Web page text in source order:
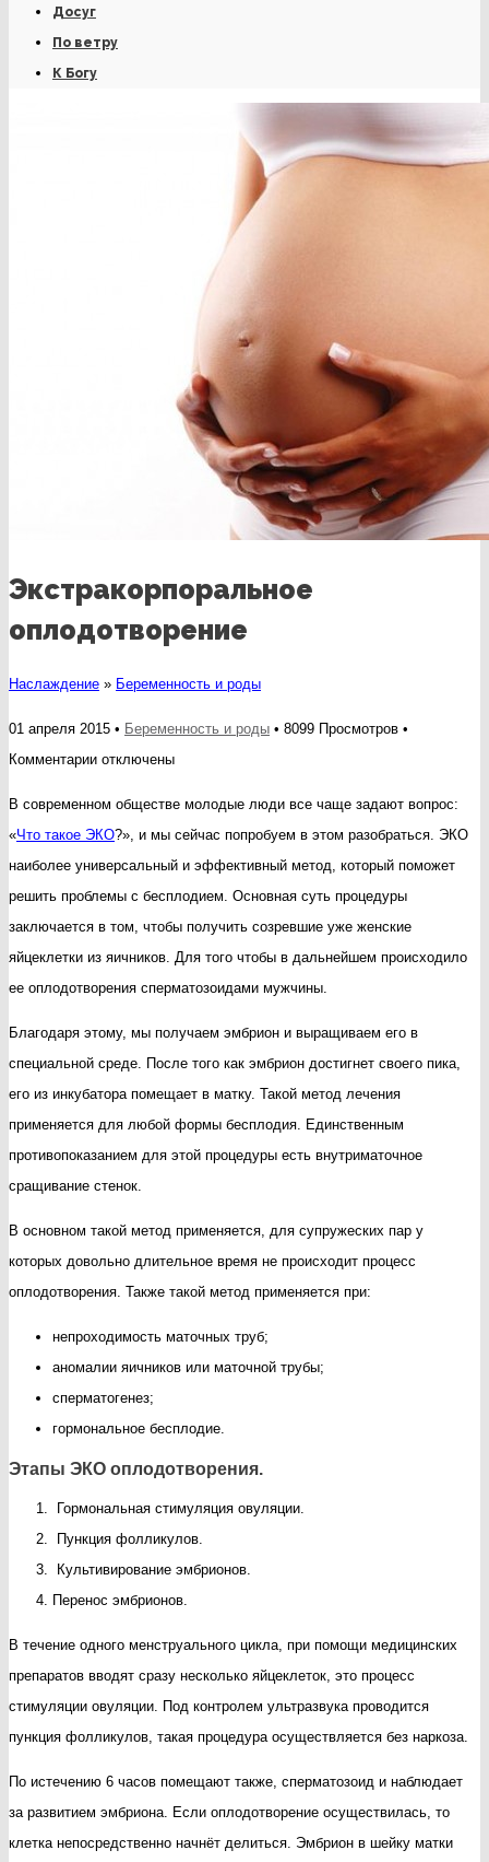
Досуг
По ветру
К Богу
Экстракорпоральное
оплодотворение
Наслаждение » Беременность и роды
01 апреля 2015 • Беременность и роды • 8099 Просмотров •
Комментариикотключены
В современном обществе молодые люди все чаще задают вопрос:
«Что такое ЭКО?», и мы сейчас попробуем в этом разобраться. ЭКО
наиболее универсальный и эффективный метод, который поможет
решить проблемы с бесплодием. Основная суть процедуры
заключается в том, чтобы получить созревшие уже женские
яйцеклетки из яичников. Для того чтобы в дальнейшем происходило
ее оплодотворения сперматозоидами мужчины.
Благодаря этому, мы получаем эмбрион и выращиваем его в
специальной среде. После того как эмбрион достигнет своего пика,
его из инкубатора помещает в матку. Такой метод лечения
применяется для любой формы бесплодия. Единственным
противопоказанием для этой процедуры есть внутриматочное
сращивание стенок.
В основном такой метод применяется, для супружеских пар у
которых довольно длительное время не происходит процесс
оплодотворения. Также такой метод применяется при:
непроходимость маточных труб;
аномалии яичников или маточной трубы;
сперматогенез;
гормональное бесплодие.
Этапы ЭКО оплодотворения.
Гормональная стимуляция овуляции.
Пункция фолликулов.
Культивирование эмбрионов.
Перенос эмбрионов.
В течение одного менструального цикла, при помощи медицинских
препаратов вводят сразу несколько яйцеклеток, это процесс
стимуляции овуляции. Под контролем ультразвука проводится
пункция фолликулов, такая процедура осуществляется без наркоза.
По истечению 6 часов помещают также, сперматозоид и наблюдает
за развитием эмбриона. Если оплодотворение осуществилась, то
клетка непосредственно начнёт делиться. Эмбрион в шейку матки